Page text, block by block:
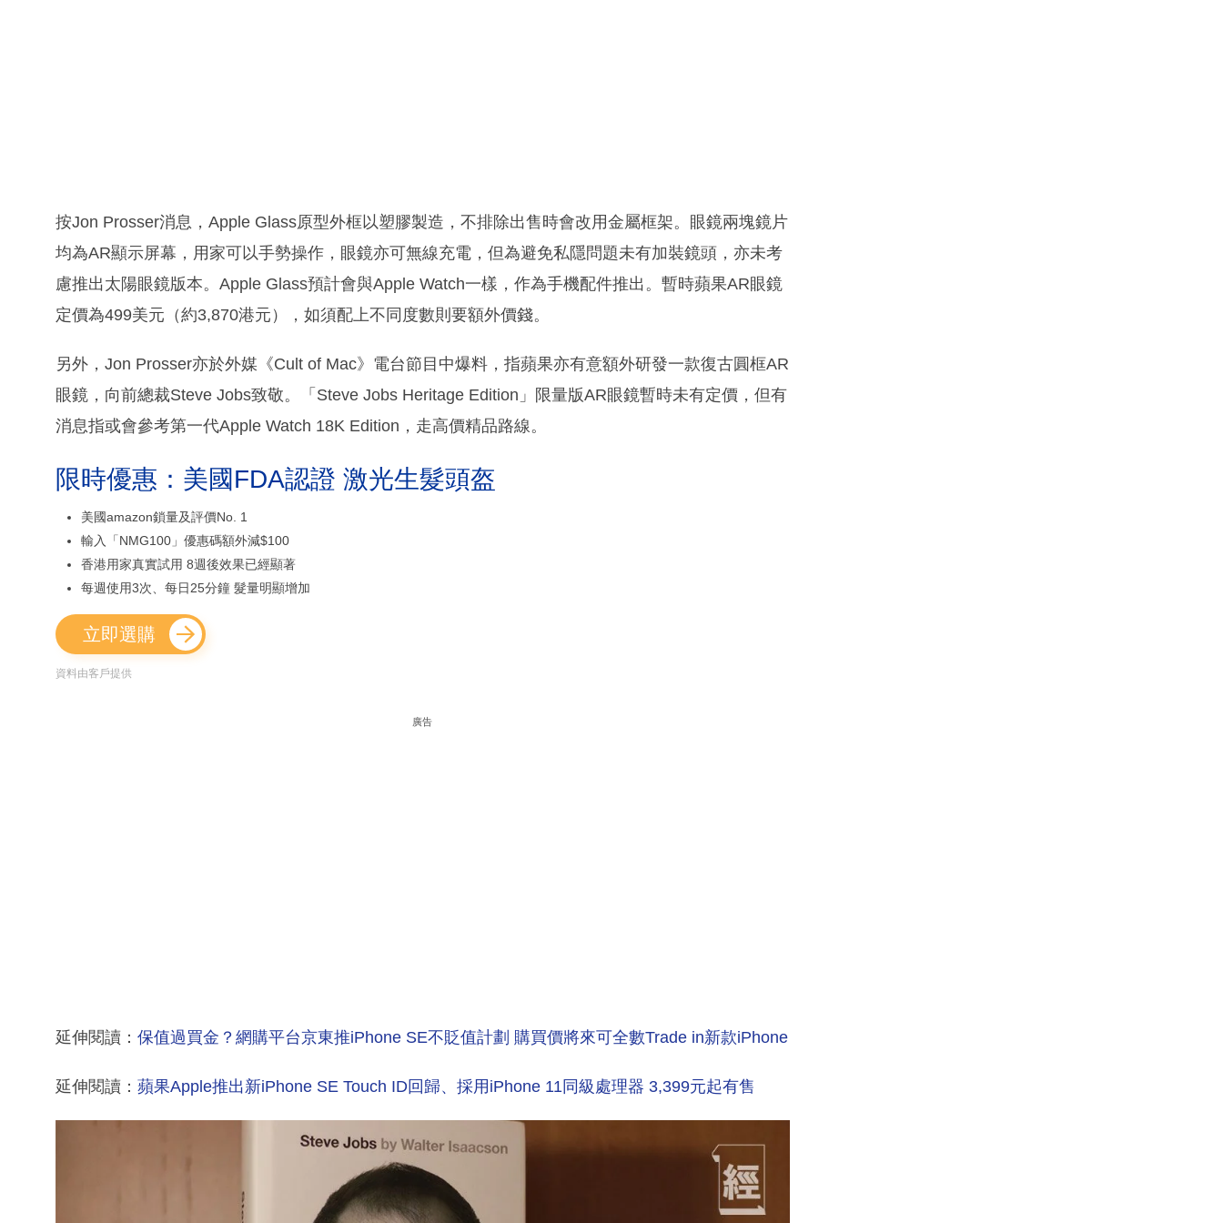
按Jon Prosser消息，Apple Glass原型外框以塑膠製造，不排除出售時會改用金屬框架。眼鏡兩塊鏡片
均為AR顯示屏幕，用家可以手勢操作，眼鏡亦可無線充電，但為避免私隱問題未有加裝鏡頭，亦未考
慮推出太陽眼鏡版本。Apple Glass預計會與Apple Watch一樣，作為手機配件推出。暫時蘋果AR眼鏡
定價為499美元（約3,870港元），如須配上不同度數則要額外價錢。
另外，Jon Prosser亦於外媒《Cult of Mac》電台節目中爆料，指蘋果亦有意額外研發一款復古圓框AR
眼鏡，向前總裁Steve Jobs致敬。「Steve Jobs Heritage Edition」限量版AR眼鏡暫時未有定價，但有
消息指或會參考第一代Apple Watch 18K Edition，走高價精品路線。
限時優惠：美國FDA認證 激光生髮頭盔
美國amazon鎖量及評價No. 1
輸入「NMG100」優惠碼額外減$100
香港用家真實試用 8週後效果已經顯著
每週使用3次、每日25分鐘 髮量明顯增加
立即選購
資料由客戶提供
廣告
延伸閱讀： 保值過買金？網購平台京東推iPhone SE不貶值計劃 購買價將來可全數Trade in新款iPhone
延伸閱讀： 蘋果Apple推出新iPhone SE Touch ID回歸、採用iPhone 11同級處理器 3,399元起有售